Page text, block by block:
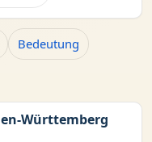
Bedeutung
Württemberg